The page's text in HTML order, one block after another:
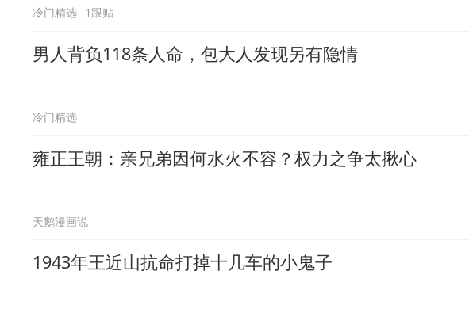
冷门精选 1跟贴
男人背负118条人命，包大人发现另有隐情
冷门精选
雍正王朝：亲兄弟因何水火不容？权力之争太揪心
天鹅漫画说
1943年王近山抗命打掉十几车的小鬼子